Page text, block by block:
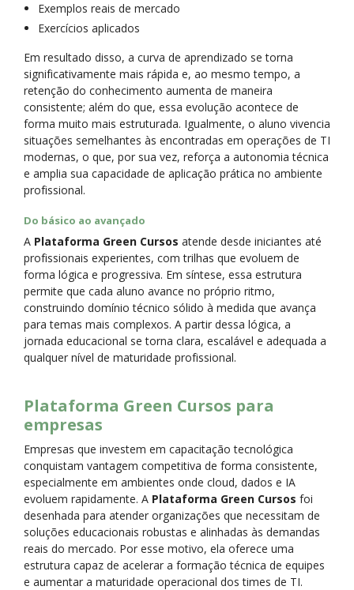
Exemplos reais de mercado
Exercícios aplicados
Em resultado disso, a curva de aprendizado se torna
significativamente mais rápida e, ao mesmo tempo, a
retenção do conhecimento aumenta de maneira
consistente; além do que, essa evolução acontece de
forma muito mais estruturada. Igualmente, o aluno vivencia
situações semelhantes às encontradas em operações de TI
modernas, o que, por sua vez, reforça a autonomia técnica
e amplia sua capacidade de aplicação prática no ambiente
profissional.
Do básico ao avançado
A Plataforma Green Cursos atende desde iniciantes até
profissionais experientes, com trilhas que evoluem de
forma lógica e progressiva. Em síntese, essa estrutura
permite que cada aluno avance no próprio ritmo,
construindo domínio técnico sólido à medida que avança
para temas mais complexos. A partir dessa lógica, a
jornada educacional se torna clara, escalável e adequada a
qualquer nível de maturidade profissional.
Plataforma Green Cursos para
empresas
Empresas que investem em capacitação tecnológica
conquistam vantagem competitiva de forma consistente,
especialmente em ambientes onde cloud, dados e IA
evoluem rapidamente. A Plataforma Green Cursos foi
desenhada para atender organizações que necessitam de
soluções educacionais robustas e alinhadas às demandas
reais do mercado. Por esse motivo, ela oferece uma
estrutura capaz de acelerar a formação técnica de equipes
e aumentar a maturidade operacional dos times de TI.